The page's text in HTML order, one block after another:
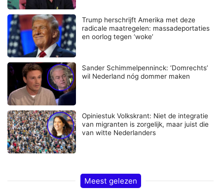
Trump herschrijft Amerika met deze
radicale maatregelen: massadeportaties
en oorlog tegen ‘woke’
Sander Schimmelpenninck: ‘Domrechts’
wil Nederland nóg dommer maken
Opiniestuk Volkskrant: Niet de integratie
van migranten is zorgelijk, maar juist die
van witte Nederlanders
Meest gelezen